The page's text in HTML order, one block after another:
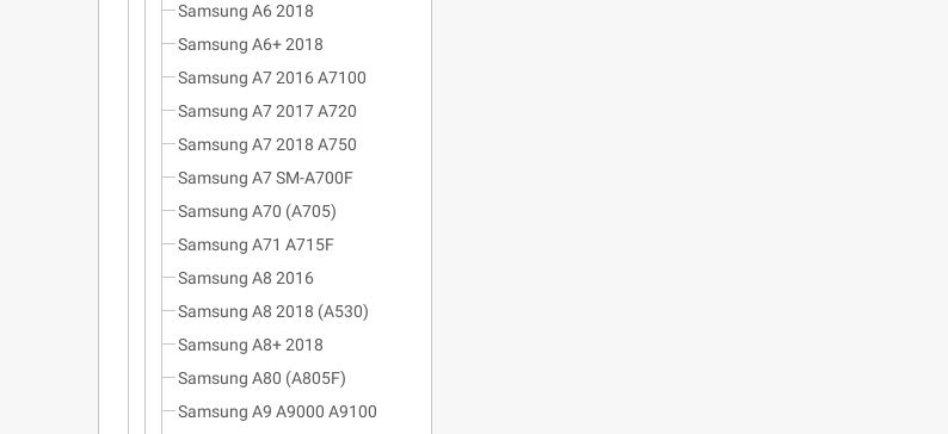
Samsung A6 2018
Samsung A6+ 2018
Samsung A7 2016 A7100
Samsung A7 2017 A720
Samsung A7 2018 A750
Samsung A7 SM-A700F
Samsung A70 (A705)
Samsung A71 A715F
Samsung A8 2016
Samsung A8 2018 (A530)
Samsung A8+ 2018
Samsung A80 (A805F)
Samsung A9 A9000 A9100